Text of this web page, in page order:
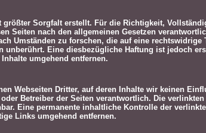
größter Sorgfalt erstellt. Für die Richtigkeit,
Seiten nach den allgemeinen Gesetzen
Umständen zu forschen, die auf eine
unberührt. Eine diesbezügliche Haftung ist jedoch
umgehend entfernen.
Webseiten Dritter, auf deren Inhalte wir keinen
Betreiber der Seiten verantwortlich. Die
Eine permanente inhaltliche Kontrolle der
Links umgehend entfernen.